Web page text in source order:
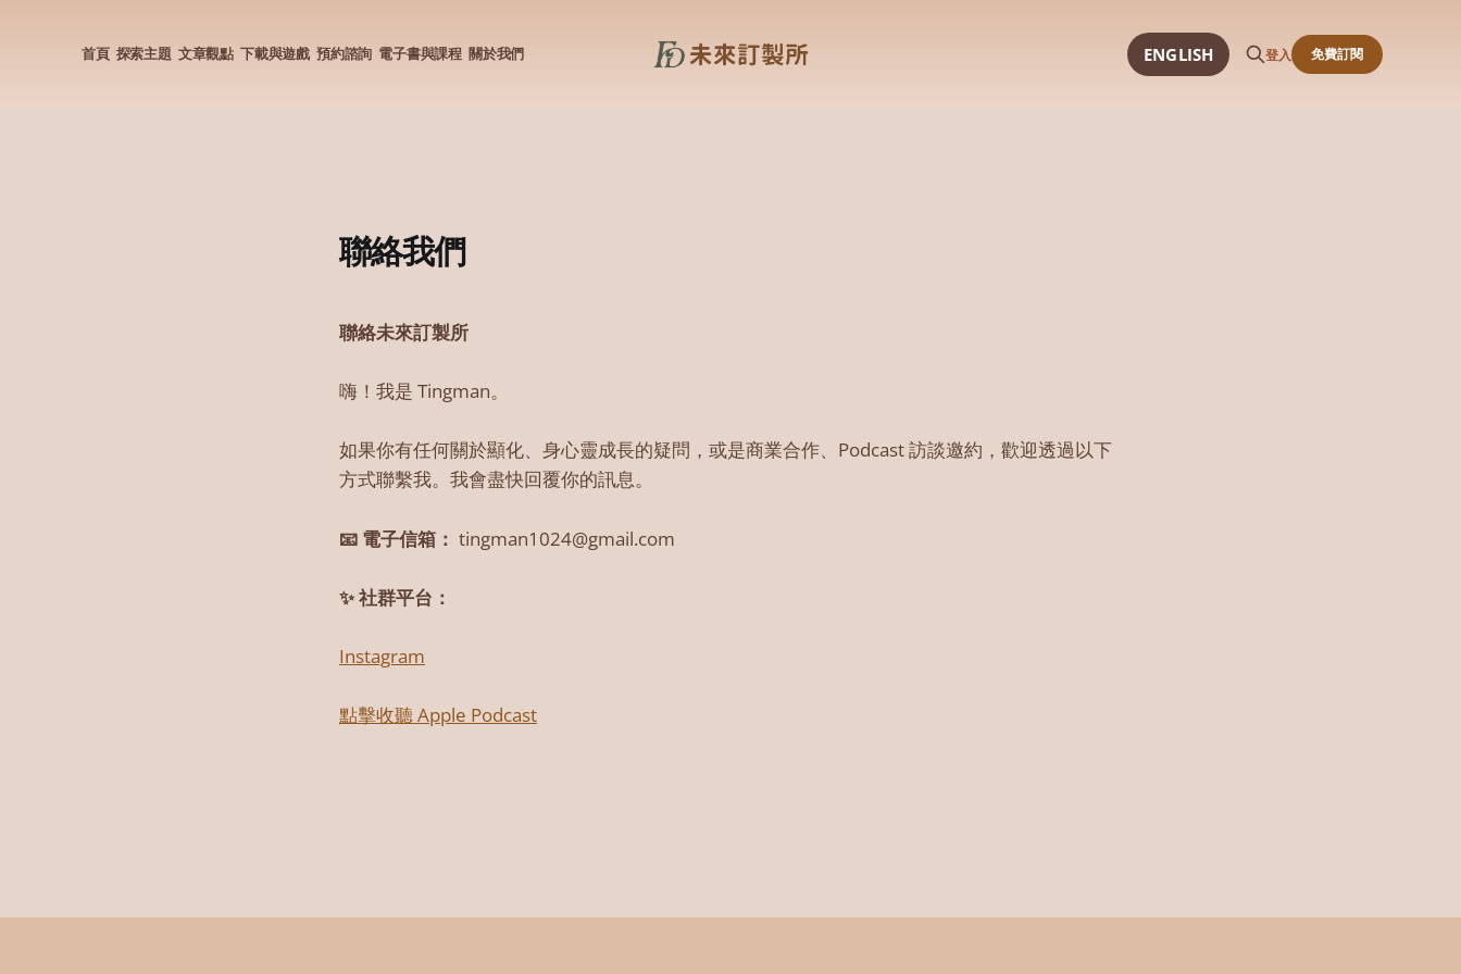
首頁 探索主題 文章觀點 下載與遊戲 預約諮詢 電子書與課程 關於我們 ENGLISH 登入 免費訂閱
聯絡我們
聯絡未來訂製所
嗨！我是 Tingman。
如果你有任何關於顯化、身心靈成長的疑問，或是商業合作、Podcast 訪談邀約，歡迎透過以下
方式聯繫我。我會盡快回覆你的訊息。
📧 電子信箱： tingman1024@gmail.com
✨ 社群平台：
Instagram
點擊收聽 Apple Podcast